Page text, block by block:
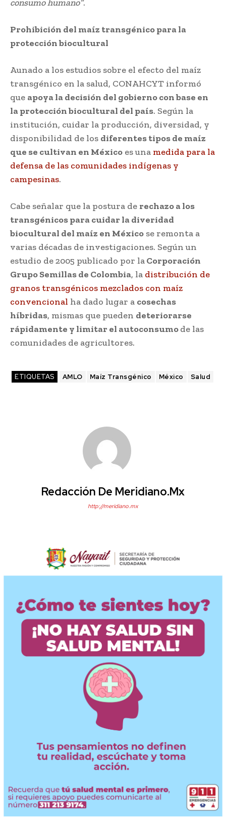
consumo humano”.
Prohibición del maíz transgénico para la
protección biocultural
Aunado a los estudios sobre el efecto del maíz
transgénico en la salud, CONAHCYT informó
que apoya la decisión del gobierno con base en
la protección biocultural del país. Según la
institución, cuidar la producción, diversidad, y
disponibilidad de los diferentes tipos de maíz
que se cultivan en México es una medida para la
defensa de las comunidades indígenas y
campesinas.
Cabe señalar que la postura de rechazo a los
transgénicos para cuidar la diveridad
biocultural del maíz en México se remonta a
varias décadas de investigaciones. Según un
estudio de 2005 publicado por laCorporación
Grupo Semillas de Colombia, la distribución de
granos transgénicos mezclados con maíz
convencional ha dado lugar a cosechas
híbridas, mismas que pueden deteriorarse
rápidamente y limitar el autoconsumode las
comunidades de agricultores.
ETIQUETAS AMLO Maíz Transgénico México Salud
Redacción De Meridiano.mx
http://meridiano.mx